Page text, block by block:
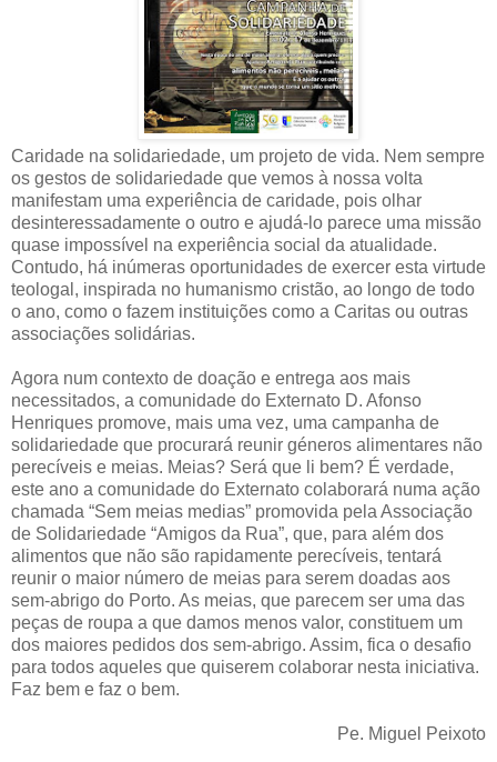
Caridade na solidariedade, um projeto de vida. Nem sempre
os gestos de solidariedade que vemos à nossa volta
manifestam uma experiência de caridade, pois olhar
desinteressadamente o outro e ajudá-lo parece uma missão
quase impossível na experiência social da atualidade.
Contudo, há inúmeras oportunidades de exercer esta virtude
teologal, inspirada no humanismo cristão, ao longo de todo
o ano, como o fazem instituições como a Caritas ou outras
associações solidárias.
Agora num contexto de doação e entrega aos mais
necessitados, a comunidade do Externato D. Afonso
Henriques promove, mais uma vez, uma campanha de
solidariedade que procurará reunir géneros alimentares não
perecíveis e meias. Meias? Será que li bem? É verdade,
este ano a comunidade do Externato colaborará numa ação
chamada “Sem meias medias” promovida pela Associação
de Solidariedade “Amigos da Rua”, que, para além dos
alimentos que não são rapidamente perecíveis, tentará
reunir o maior número de meias para serem doadas aos
sem-abrigo do Porto. As meias, que parecem ser uma das
peças de roupa a que damos menos valor, constituem um
dos maiores pedidos dos sem-abrigo. Assim, fica o desafio
para todos aqueles que quiserem colaborar nesta iniciativa.
Faz bem e faz o bem.
Pe. Miguel Peixoto